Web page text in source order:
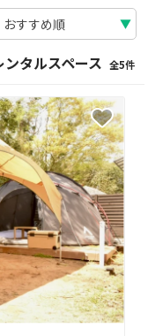
ンタルスペース 全5件